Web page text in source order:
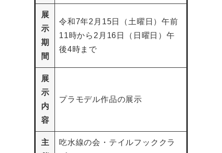
展
示
期
間
令和7年2月15日（土曜日）午前
11時から2月16日（日曜日）午
後4時まで
展
示
内
容
プラモデル作品の展示
主
吃水線の会・テイルフッククラ